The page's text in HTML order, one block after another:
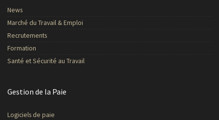
News
Marché du Travail & Emploi
Recrutements
Formation
Santé et Sécurité au Travail
Gestion de la Paie
Logiciels de paie